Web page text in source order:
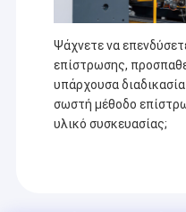
Ψάχνετε να
επίστρωσης,
υπάρχουσα
σωστή μέθοδο
υλικό συσκευασίας;